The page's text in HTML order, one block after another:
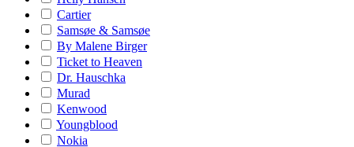
Cartier
Samsøe & Samsøe
By Malene Birger
Ticket to Heaven
Dr. Hauschka
Murad
Kenwood
Youngblood
Nokia